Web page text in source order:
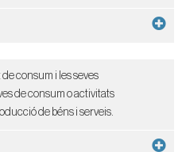
consum i les seves
de consum o activitats
de béns i serveis.